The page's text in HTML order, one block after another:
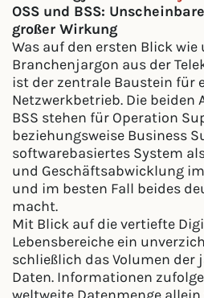
OSS und BSS:
großer Wirkung
Was auf den ersten Blick
Branchenjargon aus der
ist der zentrale Baustein für
Netzwerkbetrieb. Die beiden
BSS stehen für Operation
beziehungsweise Business
softwarebasiertes System
und Geschäftsabwicklung
und im besten Fall beides
macht.
Mit Blick auf die vertiefte
Lebensbereiche ein
schließlich das Volumen der
Daten. Informationen